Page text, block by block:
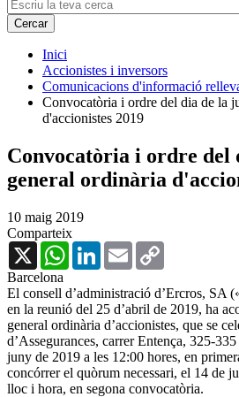
Inici
Accionistes i inversors
Comunicacions d'informació
Convocatòria i ordre del dia de la
d'accionistes 2019
Convocatòria i ordre del
general ordinària
10 maig 2019
Comparteix
X
WhatsAppLinkedInEmail
Barcelona
El consell d’administració d’Ercros, SA
en la reunió del 25 d’abril de 2019, ha
general ordinària d’accionistes, que se
d’Assegurances, carrer Entença, 325-
juny de 2019 a les 12:00 hores, en
concórrer el quòrum necessari, el 14 de
lloc i hora, en segona convocatòria.